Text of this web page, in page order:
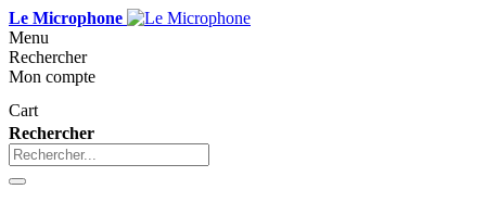
Le Microphone
Menu
Rechercher
Mon compte
Cart
Rechercher